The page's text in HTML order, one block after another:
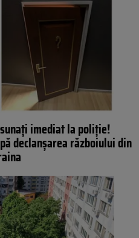
imediat la poliție!
declanșarea războiului din